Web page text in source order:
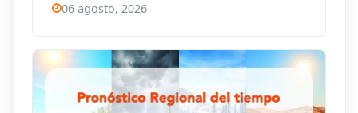
06 agosto, 2026